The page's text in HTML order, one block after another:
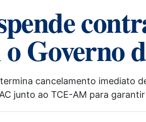
Governo
cancelamento imediato
junto ao TCE-AM para